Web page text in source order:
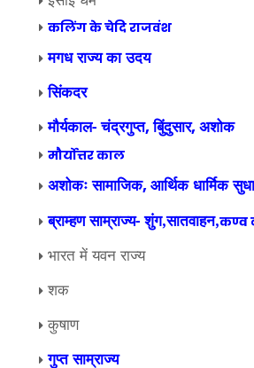
कलिंग के चेदि राजवंश
मगध राज्य का उदय
सिंकदर
मौर्यकाल- चंद्रगुप्त,बिुंदुसार, अशोक
मौर्योत्तर काल
अशोकः सामाजिक, आर्थिक धार्मिक
ब्राम्हण साम्राज्य- शुंग,सातवाहन,कण्व
भारत में यवन राज्य
शक
कुषाण
गुप्त साम्राज्य